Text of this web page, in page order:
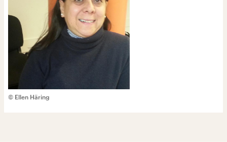
© Ellen Häring